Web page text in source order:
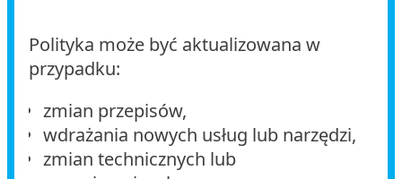
Polityka może być aktualizowana w
przypadku:
zmian przepisów,
wdrażania nowych usług lub narzędzi,
zmian technicznych lub